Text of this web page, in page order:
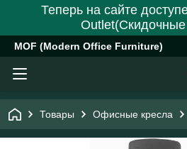
Теперь на сайте
MOF (Modern Office Furniture)
Товары Офисные кресла